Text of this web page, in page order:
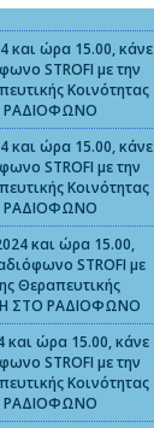
και ώρα 15.00, κάνε
STROFI με την
Κοινότητας
και ώρα 15.00, κάνε
STROFI με την
Κοινότητας
και ώρα 15.00,
STROFI με
Θεραπευτικής
ΣΤΟ ΡΑΔΙΟΦΩΝΟ
και ώρα 15.00, κάνε
STROFI με την
Κοινότητας